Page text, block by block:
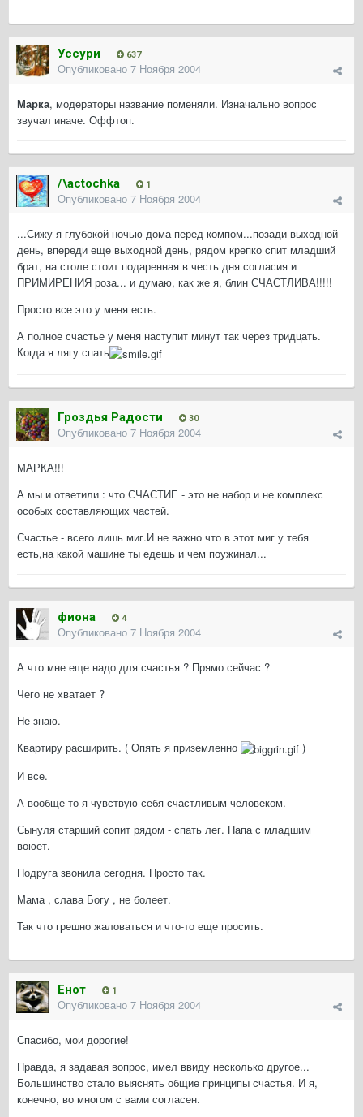
Уссури 637
Опубликовано 7 Ноября 2004
Марка, модераторы название поменяли. Изначально вопрос
звучал иначе. Оффтоп.
/\actochka 1
Опубликовано 7 Ноября 2004
...Сижу я глубокой ночью дома перед компом...позади выходной
день, впереди еще выходной день, рядом крепко спит младший
брат, на столе стоит подаренная в честь дня согласия и
ПРИМИРЕНИЯ роза... и думаю, как же я, блин СЧАСТЛИВА!!!!!
Просто все это у меня есть.
А полное счастье у меня наступит минут так через тридцать.
Когда я лягу спать
Гроздья Радости 30
Опубликовано 7 Ноября 2004
МАРКА!!!
А мы и ответили : что СЧАСТИЕ - это не набор и не комплекс
особых составляющих частей.
Счастье - всего лишь миг.И не важно что в этот миг у тебя
есть,на какой машине ты едешь и чем поужинал...
фиона 4
Опубликовано 7 Ноября 2004
А что мне еще надо для счастья ? Прямо сейчас ?
Чего не хватает ?
Не знаю.
Квартиру расширить. ( Опять я приземленно
)
И все.
А вообще-то я чувствую себя счастливым человеком.
Сынуля старший сопит рядом - спать лег. Папа с младшим
воюет.
Подруга звонила сегодня. Просто так.
Мама , слава Богу , не болеет.
Так что грешно жаловаться и что-то еще просить.
Енот 1
Опубликовано 7 Ноября 2004
Спасибо, мои дорогие!
Правда, я задавая вопрос, имел ввиду несколько другое...
Большинство стало выяснять общие принципы счастья. И я,
конечно, во многом с вами согласен.